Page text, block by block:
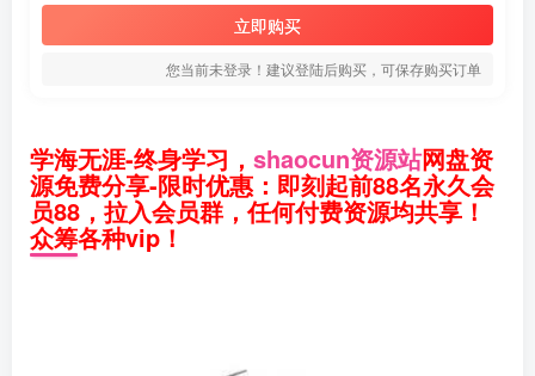
立即购买
您当前未登录！建议登陆后购买，可保存购买订单
学海无涯-终身学习， shaocun资源站网盘资
源免费分享-限时优惠：即刻起前88名永久会
员88，拉入会员群，任何付费资源均共享！
众筹各种vip！